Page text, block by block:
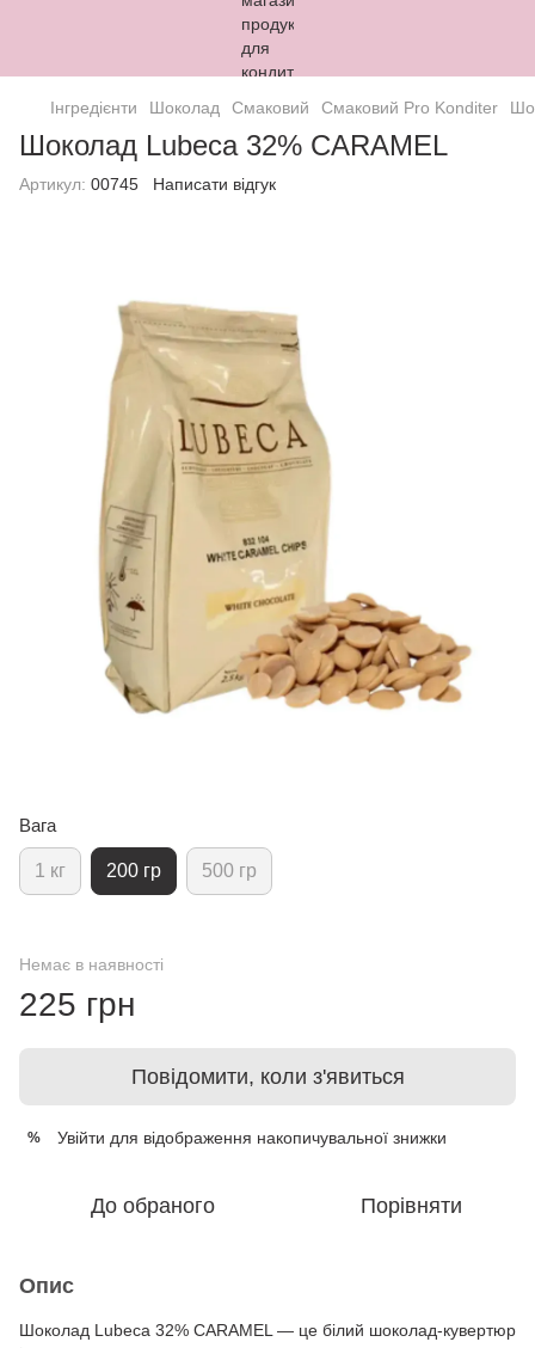
Інгредієнти Шоколад Смаковий Смаковий Pro Konditer
Шоколад Lubeca 32% CARAMEL
Артикул: 00745 Написати відгук
Вага
1 кг 200 гр 500 гр
Немає в наявності
225 грн
Повідомити, коли з'явиться
% Увійти для відображення накопичувальної знижки
До обраного Порівняти
Опис
Шоколад Lubeca 32% CARAMEL — це білий шоколад-кувертюр